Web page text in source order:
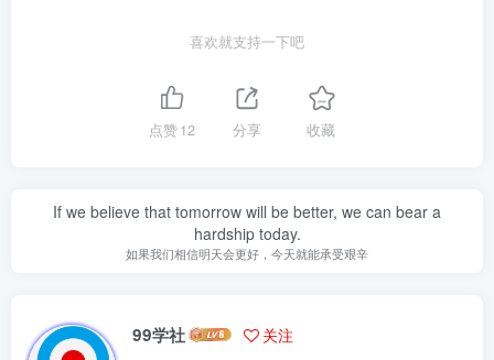
喜欢就支持一下吧
点赞12 分享 收藏
If we believe that tomorrow will be better, we can bear a
hardship today.
如果我们相信明天会更好，今天就能承受艰辛
99学社 关注